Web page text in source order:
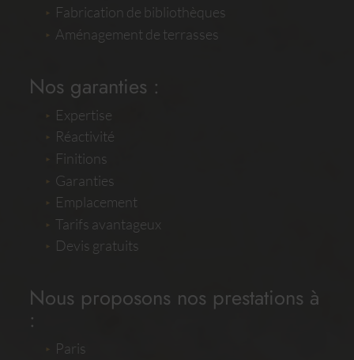
Fabrication de bibliothèques
Aménagement de terrasses
Nos garanties :
Expertise
Réactivité
Finitions
Garanties
Emplacement
Tarifs avantageux
Devis gratuits
Nous proposons nos prestations à
:
Paris